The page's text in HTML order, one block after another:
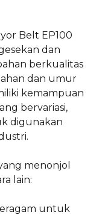
Belt EP100
dan
berkualitas
dan umur
kemampuan
bervariasi,
digunakan
menonjol
lain:
untuk